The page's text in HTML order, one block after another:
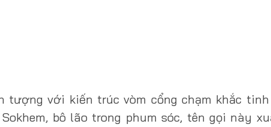
tượng với kiến trúc vòm cổng chạm khắc
bô lão trong phum sóc, tên gọi này